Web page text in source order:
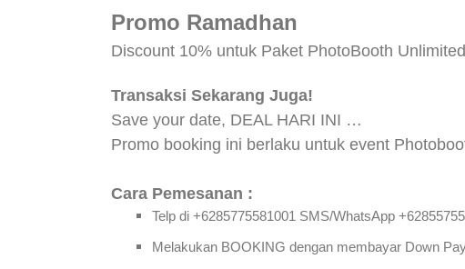
Promo Ramadhan
Discount 10% untuk Paket PhotoBooth
Transaksi Sekarang Juga!
Save your date, DEAL HARI INI …
Promo booking ini berlaku untuk event
Cara Pemesanan :
Telp di +6285775581001 SMS/WhatsApp
Melakukan BOOKING dengan membayar Down